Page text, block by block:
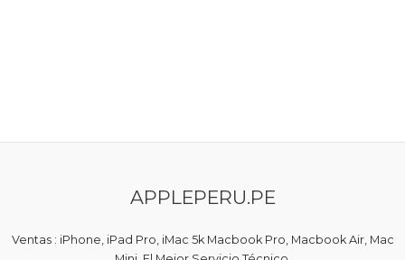
APPLEPERU.PE
Ventas : iPhone, iPad Pro, iMac 5k Macbook Pro, Macbook Air, Mac